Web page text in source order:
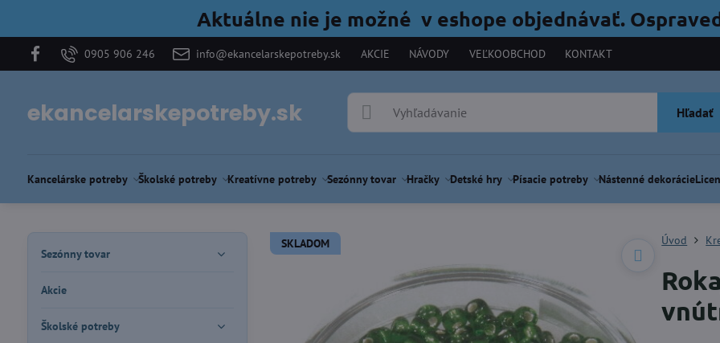
Aktuálne nie je možné v eshope objednávať.
0905 906 246 info@ekancelarskepotreby.sk AKCIE NÁVODY VEĽKOOBCHOD KONTAKT
ekancelarskepotreby.sk Hľadať
Kancelárske potreby Školské potreby Kreatívne potreby Sezónny tovar Hračky Detské hry Písacie potreby Nástenné dekorácie
SKLADOM Úvod
Sezónny tovar
Akcie
Školské potreby